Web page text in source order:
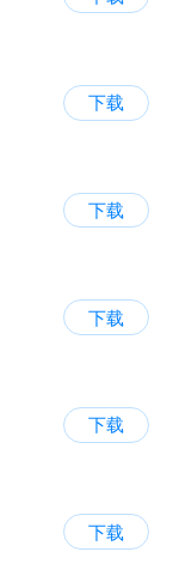
下载
下载
下载
下载
下载